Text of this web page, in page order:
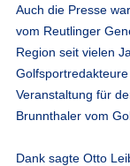
Auch die Presse
vom Reutlinger
Region seit vielen
Veranstaltung für
Brunnthaler vom
Dank sagte Otto